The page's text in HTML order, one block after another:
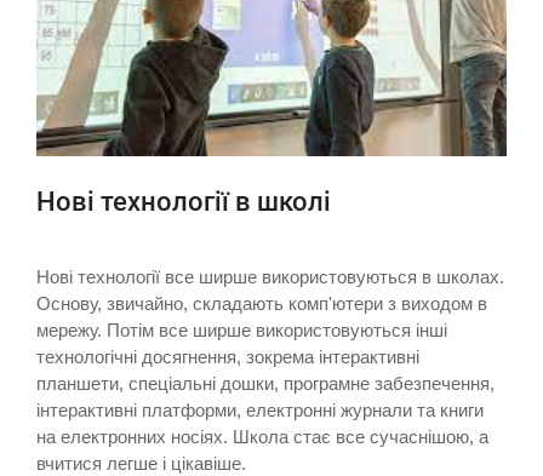
Нові технології в школі
Нові технології все ширше використовуються в школах.
Основу, звичайно, складають комп'ютери з виходом в
мережу. Потім все ширше використовуються інші
технологічні досягнення, зокрема інтерактивні
планшети, спеціальні дошки, програмне забезпечення,
інтерактивні платформи, електронні журнали та книги
на електронних носіях. Школа стає все сучаснішою, а
вчитися легше і цікавіше.